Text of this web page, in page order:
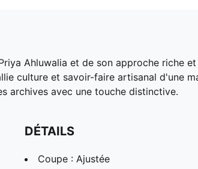
Ahluwalia et de son approche riche
culture et savoir-faire artisanal d'une
archives avec une touche distinctive.
DÉTAILS
Coupe : Ajustée